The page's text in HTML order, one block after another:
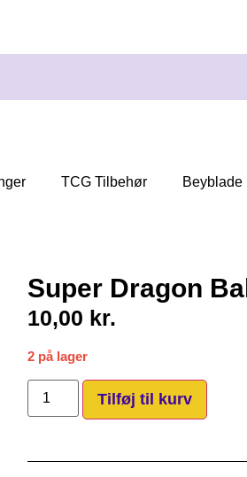
TCG Tilbehør Beyblade
Super Dragon
10,00 kr.
2 på lager
Tilføj til kurv